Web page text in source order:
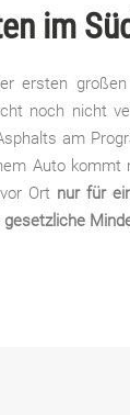
im
ersten
noch nicht
am
Auto kommt
Ort nur für
gesetzliche